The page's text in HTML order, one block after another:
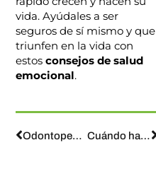
vida. Ayúdales a ser
seguros de sí mismo y que
triunfen en la vida con
estosconsejos de salud
emocional.
Odontopediatría Infantil preventiva con Ziving Cuándo hacer la primera revisión de ortodoncia